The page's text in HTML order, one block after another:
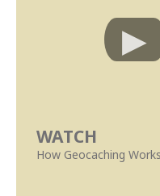
WATCH
How Geocaching Works